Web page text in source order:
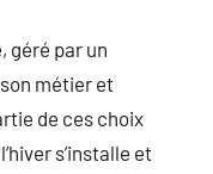
géré par un
métier et
de ces choix
s’installe et